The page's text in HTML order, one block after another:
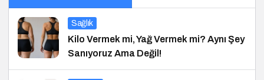
Sağlık
Kilo Vermek mi, Yağ Vermek mi? Aynı Şey
Sanıyoruz Ama Değil!